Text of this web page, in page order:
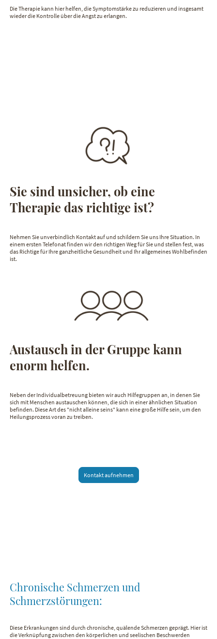
Die Therapie kann hier helfen, die Symptomstärke zu reduzieren und insgesamt
wieder die Kontrolle über die Angst zu erlangen.
Sie sind unsicher, ob eine
Therapie das richtige ist?
Nehmen Sie unverbindlich Kontakt auf und schildern Sie uns Ihre Situation. In
einem ersten Telefonat finden wir den richtigen Weg für Sie und stellen fest, was
das Richtige für Ihre ganzheitliche Gesundheit und Ihr allgemeines Wohlbefinden
ist.
Austausch in der Gruppe kann
enorm helfen.
Neben der Individualbetreuung bieten wir auch Hilfegruppen an, in denen Sie
sich mit Menschen austauschen können, die sich in einer ähnlichen Situation
befinden. Diese Art des "nicht alleine seins" kann eine große Hilfe sein, um den
Heilungsprozess voran zu treiben.
Kontakt aufnehmen
Chronische Schmerzen und
Schmerzstörungen:
Diese Erkrankungen sind durch chronische, quälende Schmerzen geprägt. Hier ist
die Verknüpfung zwischen den körperlichen und seelischen Beschwerden